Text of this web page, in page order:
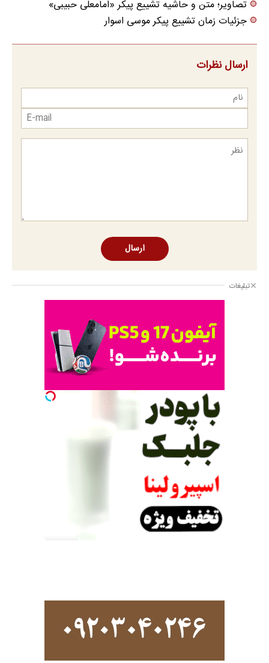
تصاویر؛ متن و حاشیه تشییع پیکر «امامعلی حبیبی»
جزئیات زمان تشییع پیکر موسی اسوار
ارسال نظرات
ارسال
تبلیغات